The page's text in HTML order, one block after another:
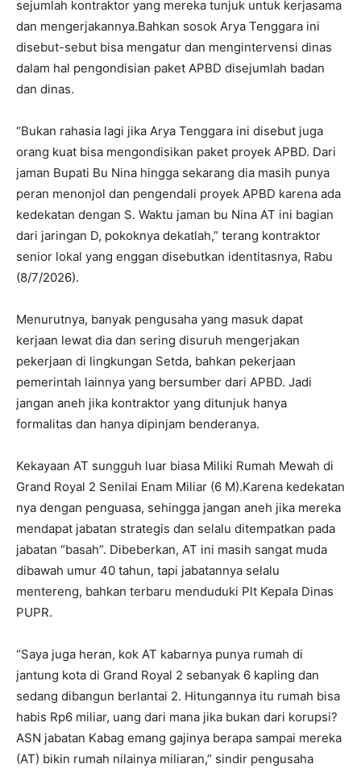
sejumlah kontraktor yang mereka tunjuk untuk kerjasama
dan mengerjakannya.Bahkan sosok Arya Tenggara ini
disebut-sebut bisa mengatur dan mengintervensi dinas
dalam hal pengondisian paket APBD disejumlah badan
dan dinas.
“Bukan rahasia lagi jika Arya Tenggara ini disebut juga
orang kuat bisa mengondisikan paket proyek APBD. Dari
jaman Bupati Bu Nina hingga sekarang dia masih punya
peran menonjol dan pengendali proyek APBD karena ada
kedekatan dengan S. Waktu jaman bu Nina AT ini bagian
dari jaringan D, pokoknya dekatlah,” terang kontraktor
senior lokal yang enggan disebutkan identitasnya, Rabu
(8/7/2026).
Menurutnya, banyak pengusaha yang masuk dapat
kerjaan lewat dia dan sering disuruh mengerjakan
pekerjaan di lingkungan Setda, bahkan pekerjaan
pemerintah lainnya yang bersumber dari APBD. Jadi
jangan aneh jika kontraktor yang ditunjuk hanya
formalitas dan hanya dipinjam benderanya.
Kekayaan AT sungguh luar biasa Miliki Rumah Mewah di
Grand Royal 2 Senilai Enam Miliar (6 M).Karena kedekatan
nya dengan penguasa, sehingga jangan aneh jika mereka
mendapat jabatan strategis dan selalu ditempatkan pada
jabatan “basah”. Dibeberkan, AT ini masih sangat muda
dibawah umur 40 tahun, tapi jabatannya selalu
mentereng, bahkan terbaru menduduki Plt Kepala Dinas
PUPR.
“Saya juga heran, kok AT kabarnya punya rumah di
jantung kota di Grand Royal 2 sebanyak 6 kapling dan
sedang dibangun berlantai 2. Hitungannya itu rumah bisa
habis Rp6 miliar, uang dari mana jika bukan dari korupsi?
ASN jabatan Kabag emang gajinya berapa sampai mereka
(AT) bikin rumah nilainya miliaran,” sindir pengusaha